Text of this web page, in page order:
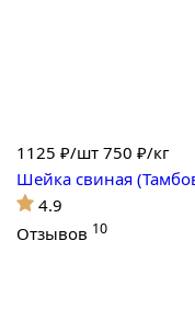
1125 ₽/шт 750 ₽/кг
Шейка свиная
4.9
Отзывов 10